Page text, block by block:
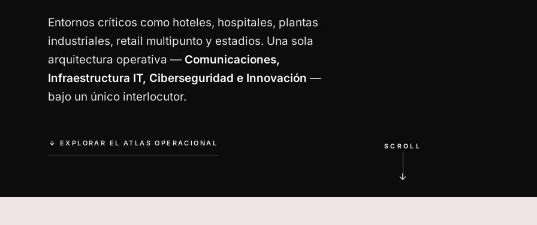
Entornos críticos como hoteles, hospitales, plantas
industriales, retail multipunto y estadios. Una sola
arquitectura operativa — Comunicaciones,
Infraestructura IT, Ciberseguridad e Innovación —
bajo un único interlocutor.
↓ EXPLORAR EL ATLAS OPERACIONAL SCROLL